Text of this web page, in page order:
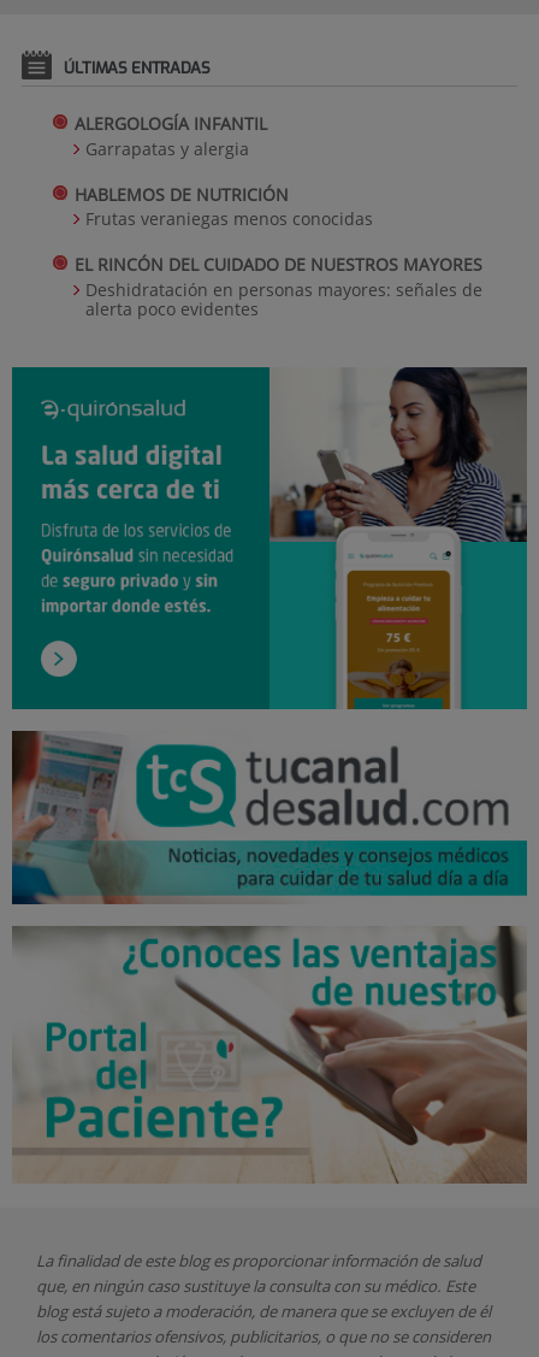
ÚLTIMAS ENTRADAS
ALERGOLOGÍA INFANTIL
Garrapatas y alergia
HABLEMOS DE NUTRICIÓN
Frutas veraniegas menos conocidas
EL RINCÓN DEL CUIDADO DE NUESTROS MAYORES
Deshidratación en personas mayores: señales de
alerta poco evidentes
La finalidad de este blog es proporcionar información de salud
que, en ningún caso sustituye la consulta con su médico. Este
blog está sujeto a moderación, de manera que se excluyen de él
los comentarios ofensivos, publicitarios, o que no se consideren